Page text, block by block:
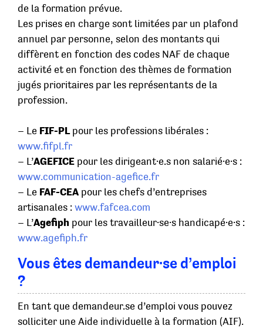
de la formation prévue.
Les prises en charge sont limitées par un plafond
annuel par personne, selon des montants qui
diffèrent en fonction des codes NAF de chaque
activité et en fonction des thèmes de formation
jugés prioritaires par les représentants de la
profession.
– Le FIF-PLpour les professions libérales :
www.fifpl.fr
– L’AGEFICE pour les dirigeant·e.s non salarié·e·s :
www.communication-agefice.fr
– Le FAF-CEA pour les chefs d’entreprises
artisanales : www.fafcea.com
– L’Agefiph pour les travailleur·se·s handicapé·e·s :
www.agefiph.fr
Vous êtes demandeur·se d’emploi
?
En tant que demandeur.se d’emploi vous pouvez
solliciter une Aide individuelle à la formation (AIF).